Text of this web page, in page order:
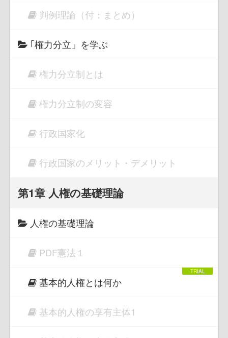
判例理論（付：まとめ）
｢権力分立」を学ぶ
権力分立制とは
権力分立制の変容
行政国家化
行政国家のメリット・デメリット
第1章 人権の基礎理論
人権の基礎理論
PDF憲法１
基本的人権とは何か
基本的人権の享有主体1